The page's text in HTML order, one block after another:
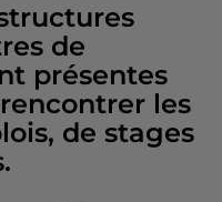
de
présentes
les
de stages